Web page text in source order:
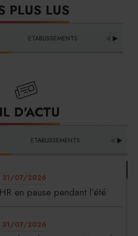
PLUS LUS
ETABLISSEMENTS
D'ACTU
ETABLISSEMENTS
31/07/2026
en pause pendant l’été
31/07/2026